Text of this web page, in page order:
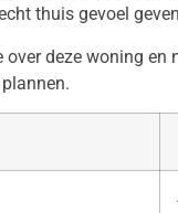
thuis gevoel
deze woning